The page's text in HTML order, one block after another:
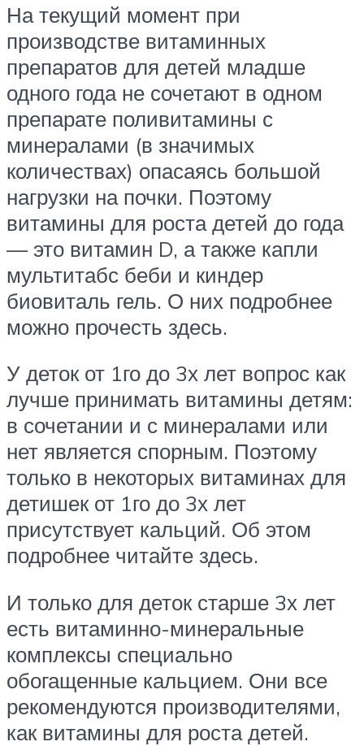
На текущий момент при
производстве витаминных
препаратов для детей младше
одного года не сочетают в одном
препарате поливитамины с
минералами (в значимых
количествах) опасаясь большой
нагрузки на почки. Поэтому
витамины для роста детей до года
— это витамин D, а также капли
мультитабс беби и киндер
биовиталь гель. О них подробнее
можно прочесть здесь.
У деток от 1го до 3х лет вопрос как
лучше принимать витамины детям:
в сочетании и с минералами или
нет является спорным. Поэтому
только в некоторых витаминах для
детишек от 1го до 3х лет
присутствует кальций. Об этом
подробнее читайте здесь.
И только для деток старше 3х лет
есть витаминно-минеральные
комплексы специально
обогащенные кальцием. Они все
рекомендуются производителями,
как витамины для роста детей.